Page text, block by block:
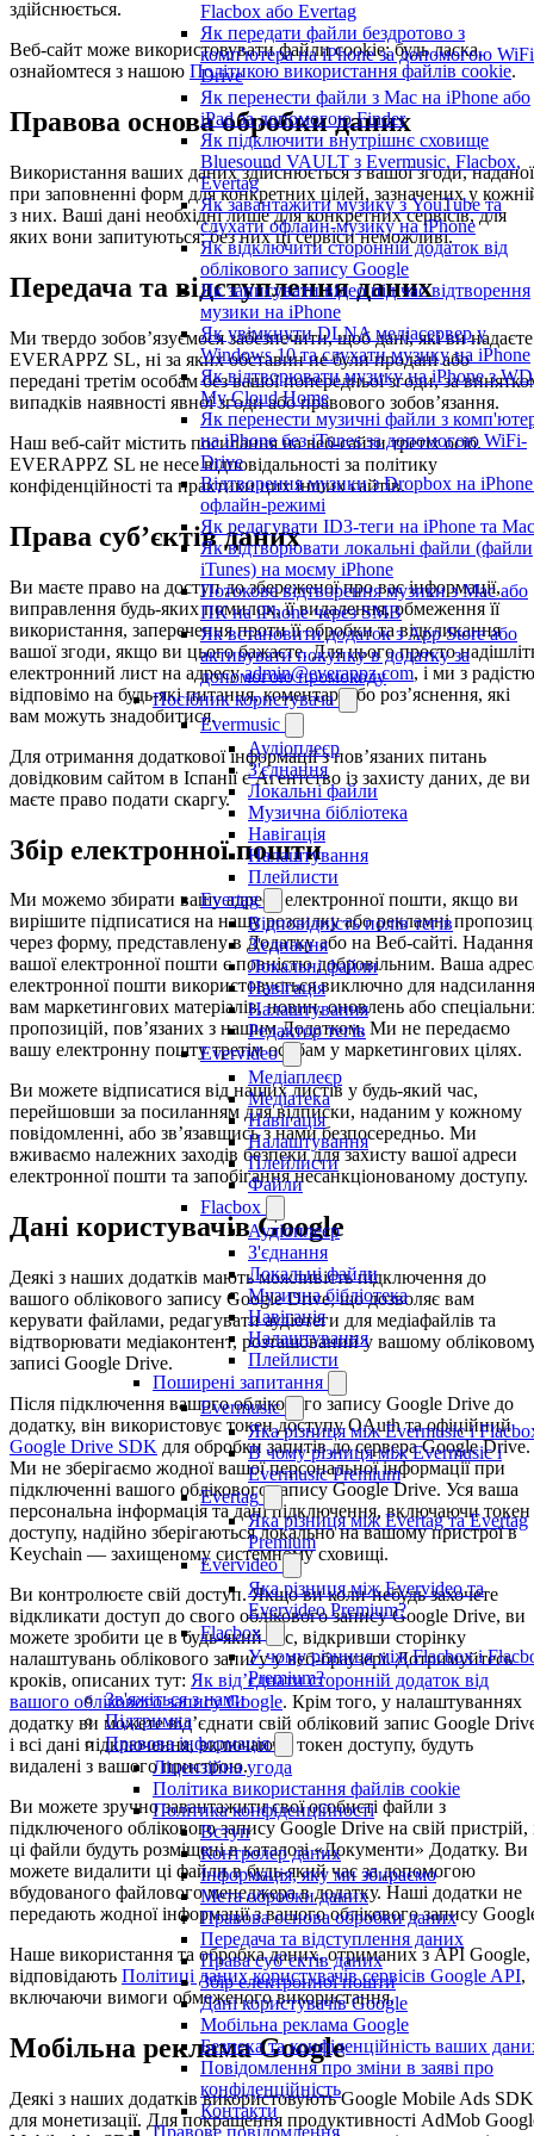
Flacbox або Evertag
Як передати файли бездротово з
комп'ютера на iPhone за допомогою
Drive
Як перенести файли з Mac на iPhone або
iPad за допомогою Finder
Як підключити внутрішнє сховище
Bluesound VAULT з Evermusic, Flacbox,
Evertag
Як завантажити музику з YouTube та
слухати офлайн-музику на iPhone
Як відключити сторонній додаток від
облікового запису Google
Як записувати відео під час відтворення
музики на iPhone
Як увімкнути DLNA медіасервер у
Windows 10 та слухати музику на iPhone
Як відтворювати музику на iPhone з WD
My Cloud Home
Як перенести музичні файли з
на iPhone без iTunes за допомогою WiFi-
Drive
Відтворення музики з Dropbox на
офлайн-режимі
Як редагувати ID3-теги на iPhone та Mac
Як відтворювати локальні файли (файли
iTunes) на моєму iPhone
Потокове відтворення музики з Mac або
ПК на iPhone через SMB
Як встановити додаток з App Store або
активувати покупку в додатку за
допомогою промокоду
Посібник користувача
Evermusic
Аудіоплеєр
З'єднання
Локальні файли
Музична бібліотека
Навігація
Налаштування
Плейлисти
Evertag
Відповідність полів тегів
З'єднання
Локальні файли
Навігація
Налаштування
Редактор тегів
Evervideo
Медіаплеєр
Медіатека
Навігація
Налаштування
Плейлисти
Файли
Flacbox
Аудіоплеєр
З'єднання
Локальні файли
Музична бібліотека
Навігація
Налаштування
Плейлисти
Поширені запитання
Evermusic
Яка різниця між Evermusic і
В чому різниця між Evermusic і
Evermusic Premium
Evertag
Яка різниця між Evertag та Evertag
Premium
Evervideo
Яка різниця між Evervideo та
Evervideo Premium?
Flacbox
У чому різниця між Flacbox і
Premium?
Зв'яжіться з нами
Підтримка
Правова інформація
Ліцензійна угода
Політика використання файлів cookie
Політика конфіденційності
Вступ
Контролер даних
Інформація, яку ми збираємо
Мета обробки даних
Правова основа обробки даних
Передача та відступлення даних
Права суб’єктів даних
Збір електронної пошти
Дані користувачів Google
Мобільна реклама Google
Безпека та конфіденційність ваших
Повідомлення про зміни в заяві про
конфіденційність
Контакти
Правове повідомлення
здійснюється.
Веб-сайт може використовувати файли cookie; будь ласка,
ознайомтеся з нашою Політикою використання файлів cookie.
Правова основа обробки даних
Використання ваших даних здійснюється з вашої згоди, наданої
при заповненні форм для конкретних цілей, зазначених у
з них. Ваші дані необхідні лише для конкретних сервісів, для
яких вони запитуються; без них ці сервіси неможливі.
Передача та відступлення даних
Ми твердо зобов’язуємося забезпечити, щоб дані, які ви надаєте
EVERAPPZ SL, ні за яких обставин не були продані або
передані третім особам без вашої попередньої згоди, за
випадків наявності явної згоди або правового зобов’язання.
Наш веб-сайт містить посилання на веб-сайти третіх осіб.
EVERAPPZ SL не несе відповідальності за політику
конфіденційності та практики цих інших сайтів.
Права суб’єктів даних
Ви маєте право на доступ до збереженої про вас інформації,
виправлення будь-яких помилок, її видалення, обмеження її
використання, заперечення проти її обробки та відкликання
вашої згоди, якщо ви цього бажаєте. Для цього просто
електронний лист на адресуadmin@everappz.com, і ми з радістю
відповімо на будь-які питання, коментарі або роз’яснення, які
вам можуть знадобитися.
Для отримання додаткової інформації з пов’язаних питань
довідковим сайтом в Іспанії є Агентство із захисту даних, де ви
маєте право подати скаргу.
Збір електронної пошти
Ми можемо збирати вашу адресу електронної пошти, якщо ви
вирішите підписатися на нашу розсилку або рекламні
через форму, представлену в Додатку або на Веб-сайті. Надання
вашої електронної пошти є повністю добровільним. Ваша
електронної пошти використовується виключно для надсилання
вам маркетингових матеріалів, новин, оновлень або
пропозицій, пов’язаних з нашим Додатком. Ми не передаємо
вашу електронну пошту третім особам у маркетингових цілях.
Ви можете відписатися від наших листів у будь-який час,
перейшовши за посиланням для відписки, наданим у кожному
повідомленні, або зв’язавшись з нами безпосередньо. Ми
вживаємо належних заходів безпеки для захисту вашої адреси
електронної пошти та запобігання несанкціонованому доступу.
Дані користувачів Google
Деякі з наших додатків мають можливість підключення до
вашого облікового запису Google Drive, що дозволяє вам
керувати файлами, редагувати аудіотеги для медіафайлів та
відтворювати медіаконтент, розташований у вашому
записі Google Drive.
Після підключення вашого облікового запису Google Drive до
додатку, він використовує токен доступу OAuth та офіційний
Google Drive SDK для обробки запитів до сервера Google Drive.
Ми не зберігаємо жодної вашої персональної інформації при
підключенні вашого облікового запису Google Drive. Уся ваша
персональна інформація та дані підключення, включаючи токен
доступу, надійно зберігаються локально на вашому пристрої в
Keychain — захищеному системному сховищі.
Ви контролюєте свій доступ. Якщо ви коли-небудь захочете
відкликати доступ до свого облікового запису Google Drive, ви
можете зробити це в будь-який час, відкривши сторінку
налаштувань облікового запису у веб-браузері. Дотримуйтесь
кроків, описаних тут: Як від’єднати сторонній додаток від
вашого облікового запису Google. Крім того, у налаштуваннях
додатку ви можете від’єднати свій обліковий запис Google
і всі дані підключення, включаючи токен доступу, будуть
видалені з вашого пристрою.
Ви можете зручно завантажити свої особисті файли з
підключеного облікового запису Google Drive на свій пристрій,
ці файли будуть розміщені в каталозі «Документи» Додатку. Ви
можете видалити ці файли в будь-який час за допомогою
вбудованого файлового менеджера в додатку. Наші додатки не
передають жодної інформації з вашого облікового запису
Наше використання та обробка даних, отриманих з API Google,
відповідають Політиці даних користувачів сервісів Google API,
включаючи вимоги обмеженого використання.
Мобільна реклама Google
Деякі з наших додатків використовують Google Mobile Ads SDK
для монетизації. Для покращення продуктивності AdMob